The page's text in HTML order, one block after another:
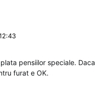
pensiilor speciale. Daca
furat e OK.